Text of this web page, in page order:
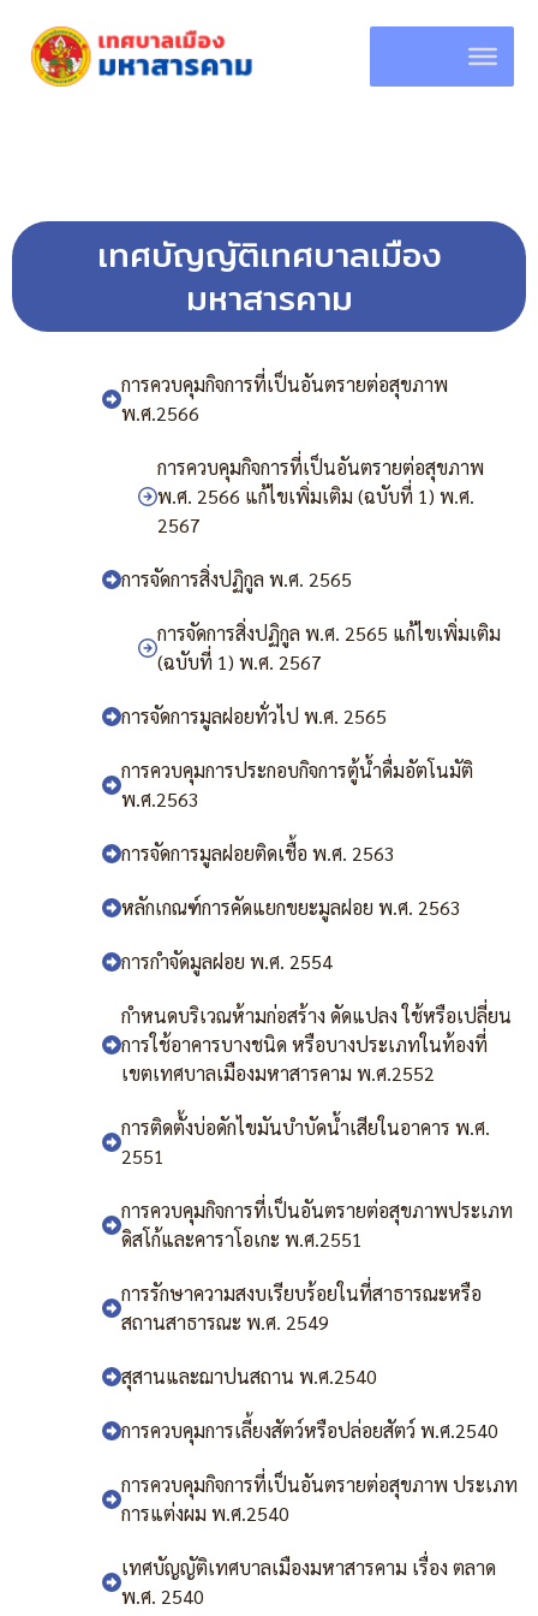
content
เทศบัญญัติเทศบาลเมือง
มหาสารคาม
การควบคุมกิจการที่เป็นอันตรายต่อสุขภาพ
พ.ศ.2566
การควบคุมกิจการที่เป็นอันตรายต่อสุขภาพ
พ.ศ. 2566 แก้ไขเพิ่มเติม (ฉบับที่ 1) พ.ศ.
2567
การจัดการสิ่งปฏิกูล พ.ศ. 2565
การจัดการสิ่งปฏิกูล พ.ศ. 2565 แก้ไขเพิ่มเติม
(ฉบับที่ 1) พ.ศ. 2567
การจัดการมูลฝอยทั่วไป พ.ศ. 2565
การควบคุมการประกอบกิจการตู้น้ำดื่มอัตโนมัติ
พ.ศ.2563
การจัดการมูลฝอยติดเชื้อ พ.ศ. 2563
หลักเกณฑ์การคัดแยกขยะมูลฝอย พ.ศ. 2563
การกำจัดมูลฝอย พ.ศ. 2554
กำหนดบริเวณห้ามก่อสร้าง ดัดแปลง ใช้หรือเปลี่ยน
การใช้อาคารบางชนิด หรือบางประเภทในท้องที่
เขตเทศบาลเมืองมหาสารคาม พ.ศ.2552
การติดตั้งบ่อดักไขมันบำบัดน้ำเสียในอาคาร พ.ศ.
2551
การควบคุมกิจการที่เป็นอันตรายต่อสุขภาพประเภท
ดิสโก้และคาราโอเกะ พ.ศ.2551
การรักษาความสงบเรียบร้อยในที่สาธารณะหรือ
สถานสาธารณะ พ.ศ. 2549
สุสานและฌาปนสถาน พ.ศ.2540
การควบคุมการเลี้ยงสัตว์หรือปล่อยสัตว์ พ.ศ.2540
การควบคุมกิจการที่เป็นอันตรายต่อสุขภาพ ประเภท
การแต่งผม พ.ศ.2540
เทศบัญญัติเทศบาลเมืองมหาสารคาม เรื่อง ตลาด
พ.ศ. 2540